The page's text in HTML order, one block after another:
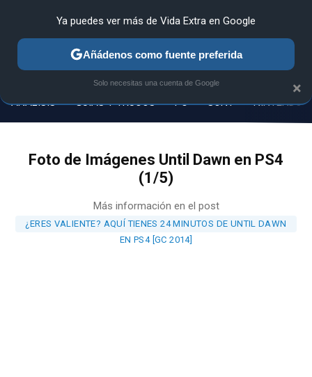
ANÁLISIS GUÍAS Y TRUCOS PC SONY NINTENDO
Foto de Imágenes Until Dawn en PS4
(1/5)
Más información en el post
¿ERES VALIENTE? AQUÍ TIENES 24 MINUTOS DE UNTIL DAWN
EN PS4 [GC 2014]
×
Ya puedes ver más de Vida Extra en Google
Añádenos como fuente preferida
Solo necesitas una cuenta de Google